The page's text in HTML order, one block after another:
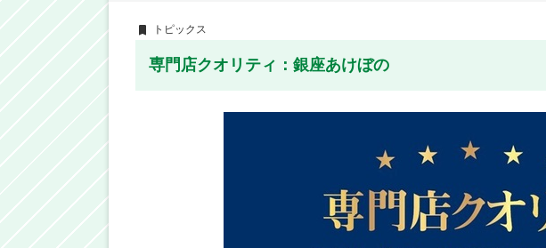
トピックス
専門店クオリティ：銀座あけぼの